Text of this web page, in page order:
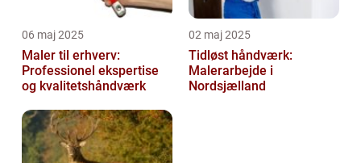
06 maj 2025
Maler til erhverv:
Professionel ekspertise
og kvalitetshåndværk
02 maj 2025
Tidløst håndværk:
Malerarbejde i
Nordsjælland